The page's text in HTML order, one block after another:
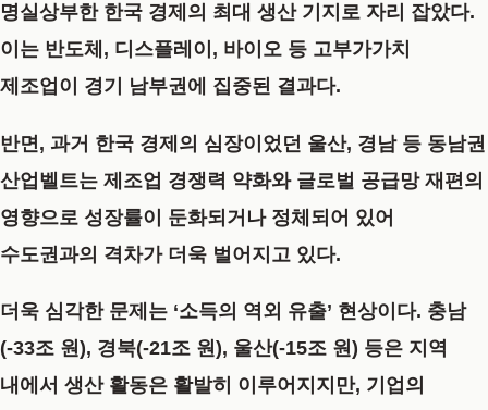
명실상부한 한국 경제의 최대 생산 기지로 자리 잡았다.
이는 반도체, 디스플레이, 바이오 등 고부가가치
제조업이 경기 남부권에 집중된 결과다.
반면, 과거 한국 경제의 심장이었던 울산, 경남 등 동남권
산업벨트는 제조업 경쟁력 약화와 글로벌 공급망 재편의
영향으로 성장률이 둔화되거나 정체되어 있어
수도권과의 격차가 더욱 벌어지고 있다.
더욱 심각한 문제는 ‘소득의 역외 유출’ 현상이다. 충남
(-33조 원), 경북(-21조 원), 울산(-15조 원) 등은 지역
내에서 생산 활동은 활발히 이루어지지만, 기업의